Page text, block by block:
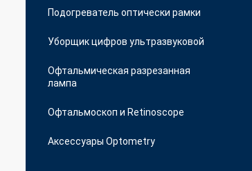
Подогреватель оптически рамки
Уборщик цифров ультразвуковой
Офтальмическая разрезанная
лампа
Офтальмоскоп и Retinoscope
Аксессуары Optometry